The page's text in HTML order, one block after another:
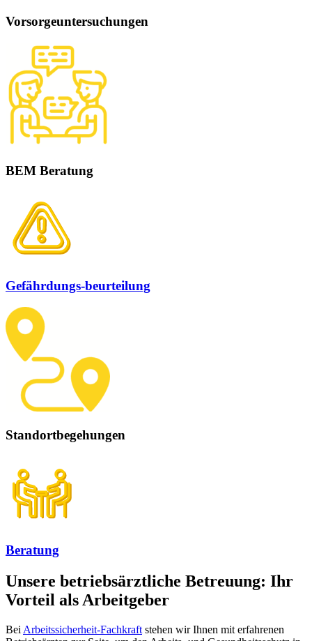
Vorsorgeuntersuchungen
BEM Beratung
Gefährdungs-beurteilung
Standortbegehungen
Beratung
Unsere betriebsärztliche Betreuung: Ihr
Vorteil als Arbeitgeber
Bei Arbeitssicherheit-Fachkraft stehen wir Ihnen mit erfahrenen